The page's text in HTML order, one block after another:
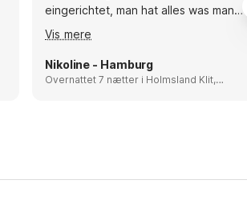
eingerichtet, man hat alles was man
benötigt. Die Wände könnten etwas
frische Farbe gebrauchen. Ein
Mehrfachstecker in der Küchenzeile
wäre schön. Ich musste den
Vis mere
Nikoline - Hamburg
Overnattet 7 nætter i Holmsland Klit,